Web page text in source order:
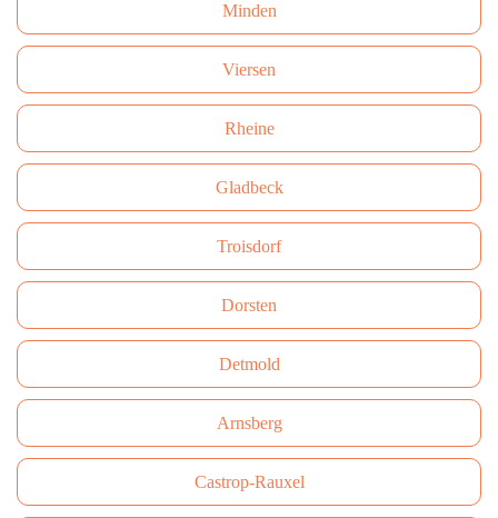
Minden
Viersen
Rheine
Gladbeck
Troisdorf
Dorsten
Detmold
Arnsberg
Castrop-Rauxel